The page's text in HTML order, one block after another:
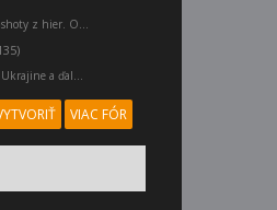
z hier. O...
Ukrajine a ďal...
VIAC FÓR